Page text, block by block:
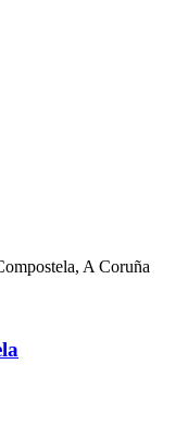
A Coruña